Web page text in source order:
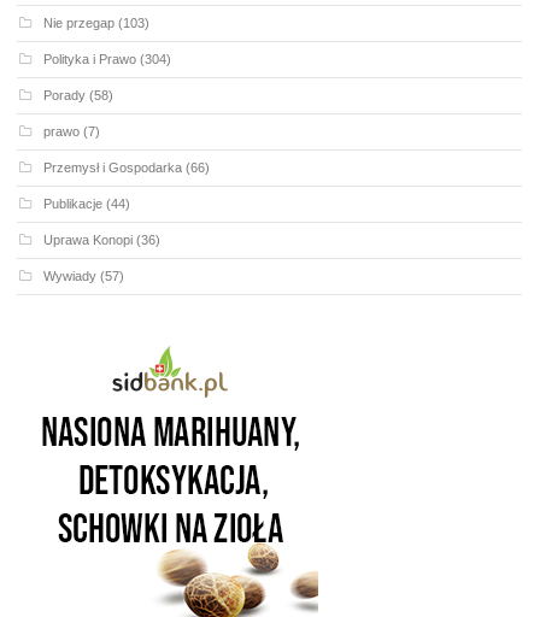
Nie przegap (103)
Polityka i Prawo (304)
Porady (58)
prawo (7)
Przemysł i Gospodarka (66)
Publikacje (44)
Uprawa Konopi (36)
Wywiady (57)